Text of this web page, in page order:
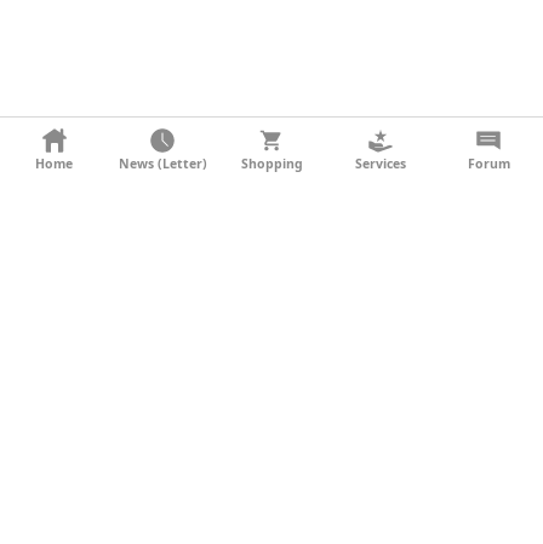
KONTAKT
Home News (Letter) Shopping Services Forum